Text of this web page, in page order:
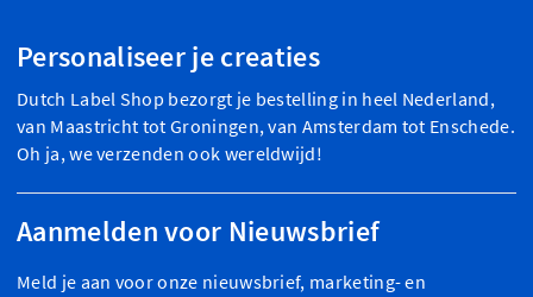
Personaliseer je creaties
Dutch Label Shop bezorgt je bestelling in heel Nederland,
van Maastricht tot Groningen, van Amsterdam tot Enschede.
Oh ja, we verzenden ook wereldwijd!
Aanmelden voor Nieuwsbrief
Meld je aan voor onze nieuwsbrief, marketing- en